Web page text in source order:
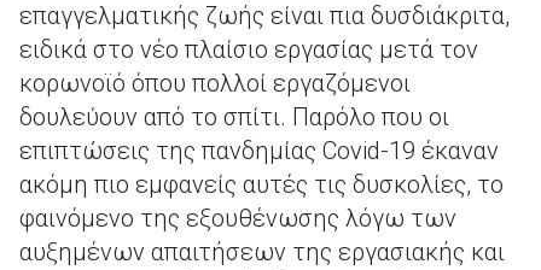
επαγγελματικής ζωής είναι πια δυσδιάκριτα,
ειδικά στο νέο πλαίσιο εργασίας μετά τον
κορωνοϊό όπου πολλοί εργαζόμενοι
δουλεύουν από το σπίτι. Παρόλο που οι
επιπτώσεις της πανδημίας Covid-19 έκαναν
ακόμη πιο εμφανείς αυτές τις δυσκολίες, το
φαινόμενο της εξουθένωσης λόγω των
αυξημένων απαιτήσεων της εργασιακής και